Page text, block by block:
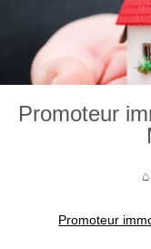
Promoteur
Promoteur